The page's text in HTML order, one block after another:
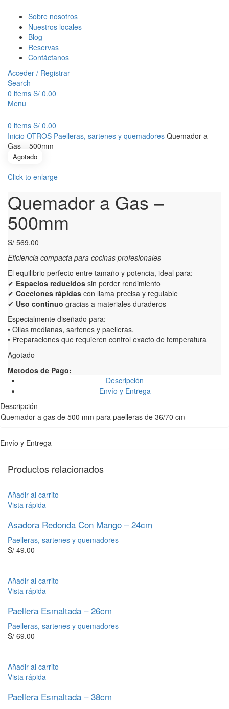
Sobre nosotros
Nuestros locales
Blog
Reservas
Contáctanos
Acceder / Registrar
Search
0 items S/ 0.00
Menu
0 items S/ 0.00
Inicio OTROS Paelleras, sartenes y quemadores Quemador a
Gas – 500mm
Agotado
Click to enlarge
Quemador a Gas –
500mm
S/ 569.00
Eficiencia compacta para cocinas profesionales
El equilibrio perfecto entre tamaño y potencia, ideal para:
✔ Espacios reducidos sin perder rendimiento
✔ Cocciones rápidas con llama precisa y regulable
✔ Uso continuo gracias a materiales duraderos
Especialmente diseñado para:
• Ollas medianas, sartenes y paelleras.
• Preparaciones que requieren control exacto de temperatura
Agotado
Metodos de Pago:
Descripción
Envío y Entrega
Descripción
Quemador a gas de 500 mm para paelleras de 36/70 cm
Envío y Entrega
Productos relacionados
Añadir al carrito
Vista rápida
Asadora Redonda Con Mango – 24cm
Paelleras, sartenes y quemadores
S/ 49.00
Añadir al carrito
Vista rápida
Paellera Esmaltada – 26cm
Paelleras, sartenes y quemadores
S/ 69.00
Añadir al carrito
Vista rápida
Paellera Esmaltada – 38cm